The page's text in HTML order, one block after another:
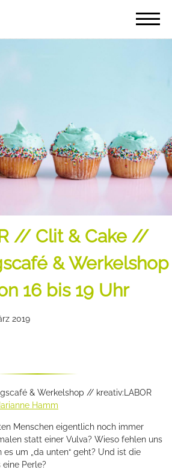
// Clit & Cake //
& Werkelshop
16 bis 19 Uhr
2019
& Werkelshop // kreativ:LABOR
Hamm
Menschen eigentlich noch immer
statt einer Vulva? Wieso fehlen uns
um „da unten“ geht? Und ist die
Perle?